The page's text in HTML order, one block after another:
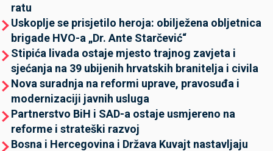
ratu
Uskoplje se prisjetilo heroja: obilježena obljetnica
brigade HVO-a „Dr. Ante Starčević“
Stipića livada ostaje mjesto trajnog zavjeta i
sjećanja na 39 ubijenih hrvatskih branitelja i civila
Nova suradnja na reformi uprave, pravosuđa i
modernizaciji javnih usluga
Partnerstvo BiH i SAD-a ostaje usmjereno na
reforme i strateški razvoj
Bosna i Hercegovina i Država Kuvajt nastavljaju